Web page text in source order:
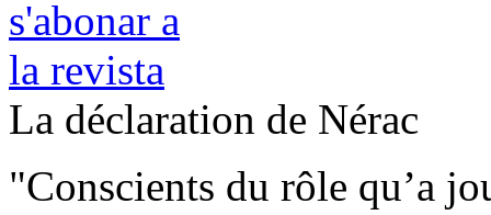
La déclaration de Nérac
"Conscients du rôle qu’a